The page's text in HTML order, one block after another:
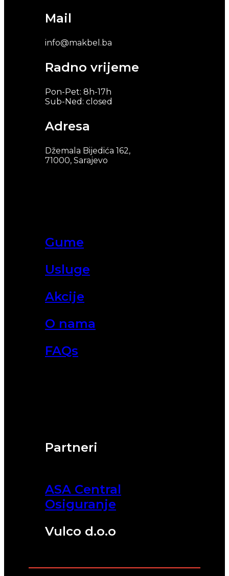
Partneri
ASA Central
Osiguranje
Vulco d.o.o
Gume
Usluge
Akcije
O nama
FAQs
Mail
info@makbel.ba
Radno vrijeme
Pon-Pet: 8h-17h
Sub-Ned: closed
Adresa
Džemala Bijedića 162,
71000, Sarajevo